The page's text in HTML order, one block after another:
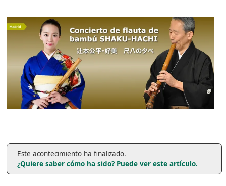
Este acontecimiento ha finalizado.
¿Quiere saber cómo ha sido? Puede ver este artículo.